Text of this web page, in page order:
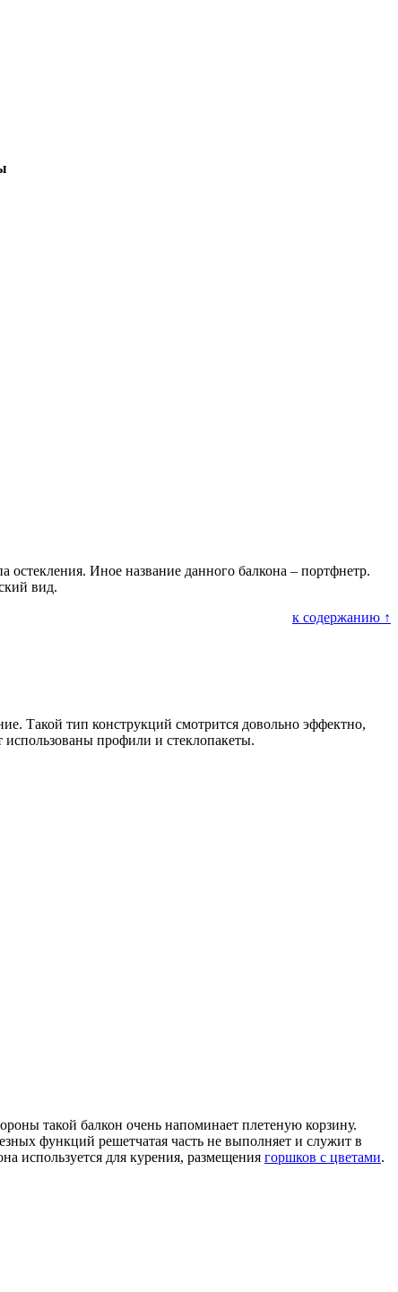
остекления. Иное название данного балкона – портфнетр.
вид.
к содержанию ↑
Такой тип конструкций смотрится довольно эффектно,
использованы профили и стеклопакеты.
такой балкон очень напоминает плетеную корзину.
функций решетчатая часть не выполняет и служит в
используется для курения, размещения горшков с цветами.